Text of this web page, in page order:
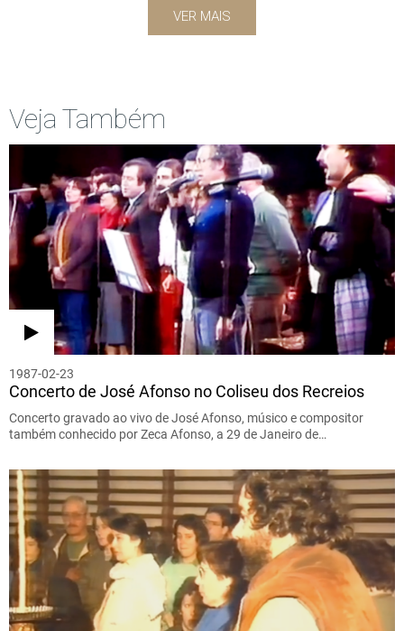
VER MAIS
Veja Também
1987-02-23
Concerto de José Afonso no Coliseu dos Recreios
Concerto gravado ao vivo de José Afonso, músico e compositor
também conhecido por Zeca Afonso, a 29 de Janeiro de…